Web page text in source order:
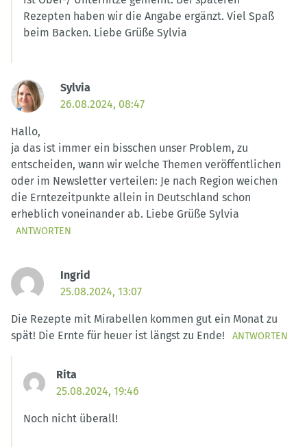
Rezepten haben wir die Angabe ergänzt. Viel Spaß
beim Backen. Liebe Grüße Sylvia
Sylvia
26.08.2024, 08:47
Hallo,
ja das ist immer ein bisschen unser Problem, zu
entscheiden, wann wir welche Themen veröffentlichen
oder im Newsletter verteilen: Je nach Region weichen
die Erntezeitpunkte allein in Deutschland schon
erheblich voneinander ab. Liebe Grüße Sylvia
ANTWORTEN
Ingrid
25.08.2024, 13:07
Die Rezepte mit Mirabellen kommen gut ein Monat zu
spät! Die Ernte für heuer ist längst zu Ende!
ANTWORTEN
Rita
25.08.2024, 19:46
Noch nicht überall!